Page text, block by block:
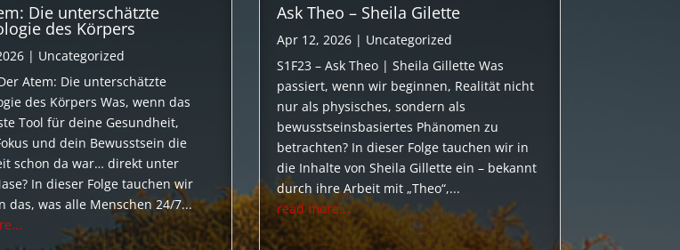
Die unterschätzte
des Körpers
| Uncategorized
Atem: Die unterschätzte
des Körpers Was, wenn das
Tool für deine Gesundheit,
und dein Bewusstsein die
schon da war… direkt unter
In dieser Folge tauchen wir
das, was alle Menschen 24/7...
Ask Theo – Sheila Gilette
Apr 12, 2026 | Uncategorized
S1F23 – Ask Theo | Sheila Gillette Was
passiert, wenn wir beginnen, Realität nicht
nur als physisches, sondern als
bewusstseinsbasiertes Phänomen zu
betrachten? In dieser Folge tauchen wir in
die Inhalte von Sheila Gillette ein – bekannt
durch ihre Arbeit mit „Theo“,...
read more...